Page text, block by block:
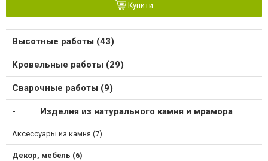
Купити
Высотные работы (43)
Кровельные работы (29)
Сварочные работы (9)
Изделия из натурального камня и мрамора
Аксессуары из камня (7)
Декор, мебель (6)